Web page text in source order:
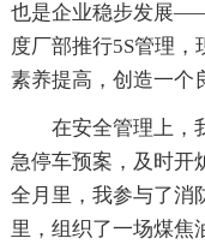
也是企业稳步发展
度厂部推行5S管理
素养提高，创造一个
在安全管理上，
急停车预案，及时开
全月里，我参与了消
里，组织了一场煤焦